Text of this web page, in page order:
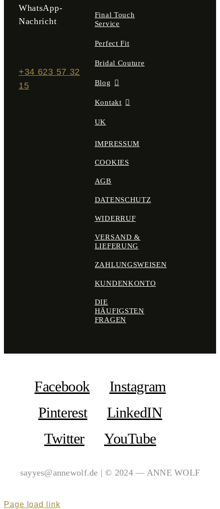
WhatsApp-
Nachricht
+34 623 57 32
15
Final Touch
Service
Perfect Fit
Bridal Couture
Blog
Kontakt
UK
IMPRESSUM
COOKIES
AGB
DATENSCHUTZ
WIDERRUF
VERSAND &
LIEFERUNG
ZAHLUNGSWEISEN
KUNDENKONTO
DIE
HÄUFIGSTEN
FRAGEN
Facebook
Instagram
Pinterest
LinkedIN
Twitter
YouTube
sayyes@annewolf.de | © 2024 — ANNE WOLF
Page load link